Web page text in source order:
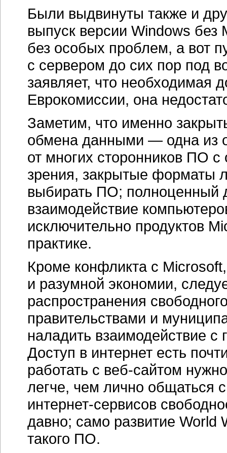
Были выдвинуты также и
выпуск версии Windows
без особых проблем, а вот
с сервером до сих пор под
заявляет, что необходимая
Еврокомиссии, она
Заметим, что именно
обмена данными — одна из
от многих сторонников ПО
зрения, закрытые форматы
выбирать ПО; полноценный
взаимодействие
исключительно продуктов
практике.
Кроме конфликта с
и разумной экономии,
распространения
правительствами и
наладить взаимодействие
Доступ в интернет есть
работать с веб-сайтом
легче, чем лично общаться
интернет-сервисов
давно; само развитие World
такого ПО.